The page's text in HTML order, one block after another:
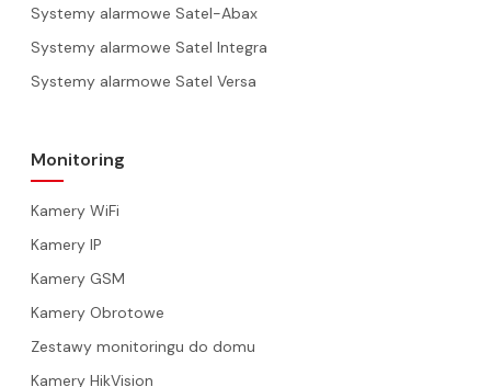
Systemy alarmowe Satel-Abax
Systemy alarmowe Satel Integra
Systemy alarmowe Satel Versa
Monitoring
Kamery WiFi
Kamery IP
Kamery GSM
Kamery Obrotowe
Zestawy monitoringu do domu
Kamery HikVision